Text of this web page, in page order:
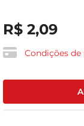
R$ 2,09
Condições
vinho
leite